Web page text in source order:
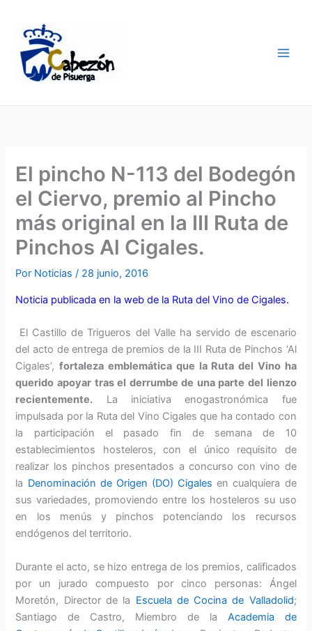
contenido
El pincho N-113 del Bodegón
el Ciervo, premio al Pincho
más original en la III Ruta de
Pinchos Al Cigales.
Por Noticias/ 28 junio, 2016
Noticia publicada en la web de la Ruta del Vino de Cigales.
El Castillo de Trigueros del Valle ha servido de escenario
del acto de entrega de premios de la III Ruta de Pinchos ‘Al
Cigales’,fortaleza emblemática que la Ruta del Vino ha
querido apoyar tras el derrumbe de una parte del lienzo
recientemente. La iniciativa enogastronómica fue
impulsada por la Ruta del Vino Cigales que ha contado con
la participación el pasado fin de semana de 10
establecimientos hosteleros, con el único requisito de
realizar los pinchos presentados a concurso con vino de
la Denominación de Origen (DO) Cigales en cualquiera de
sus variedades, promoviendo entre los hosteleros su uso
en los menús y pinchos potenciando los recursos
endógenos del territorio.
Durante el acto, se hizo entrega de los premios, calificados
por un jurado compuesto por cinco personas: Ángel
Moretón, Director de la Escuela de Cocina de Valladolid;
Santiago de Castro, Miembro de la Academia de